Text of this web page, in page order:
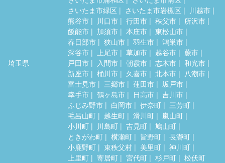
埼玉県
さいたま市緑区
さいたま市岩槻区
川越市
熊谷市
川口市 行田市 秩父市
所沢市
飯能市
加須市 本庄市
東松山市
春日部市
狭山市 羽生市
鴻巣市
深谷市
上尾市 草加市 越谷市
蕨市
戸田市
入間市 朝霞市 志木市
和光市
新座市
桶川市 久喜市 北本市
八潮市
富士見市
三郷市 蓮田市
坂戸市
幸手市
鶴ヶ島市 日高市
吉川市
ふじみ野市
白岡市 伊奈町
三芳町
毛呂山町
越生町 滑川町
嵐山町
小川町
川島町 吉見町
鳩山町
ときがわ町
横瀬町 皆野町
長瀞町
小鹿野町
東秩父村 美里町
神川町
上里町
寄居町 宮代町 杉戸町 松伏町